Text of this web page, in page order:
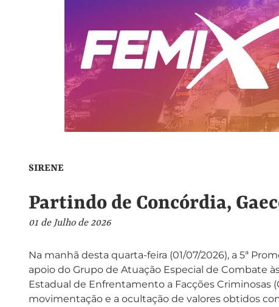
SIRENE
Partindo de Concórdia,
01 de Julho de 2026
Na manhã desta quarta-feira (01/07/2026), a 5ª
apoio do Grupo de Atuação Especial de Combate
Estadual de Enfrentamento a Facções Criminosas
movimentação e a ocultação de valores obtidos